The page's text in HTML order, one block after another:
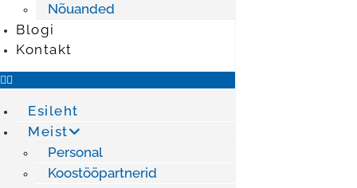
Nõuanded
Blogi
Kontakt
Esileht
Meist
Personal
Koostööpartnerid